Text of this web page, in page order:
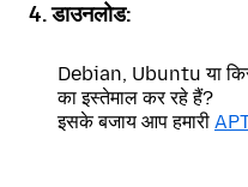
4. डाउनलोड:
Debian, Ubuntu या
का इस्तेमाल कर रहे हैं?
इसके बजाय आप हमारी